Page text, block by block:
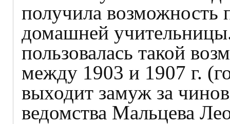
получила возможность
домашней
пользовалась такой
между 1903 и 1907 г.
выходит замуж за
ведомства Мальцева